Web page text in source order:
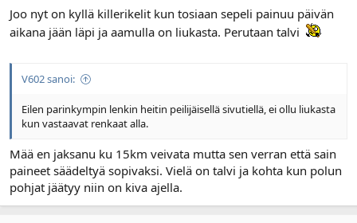
Joo nyt on kyllä killerikelit kun tosiaan sepeli painuu päivän
aikana jään läpi ja aamulla on liukasta. Perutaan talvi
V602 sanoi:
Eilen parinkympin lenkin heitin peilijäisellä sivutiellä, ei ollu liukasta
kun vastaavat renkaat alla.
Mää en jaksanu ku 15km veivata mutta sen verran että sain
paineet säädeltyä sopivaksi. Vielä on talvi ja kohta kun polun
pohjat jäätyy niin on kiva ajella.